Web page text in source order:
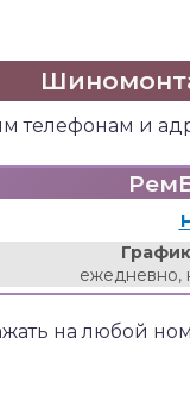
телефонам и
ежедневно,
на любой